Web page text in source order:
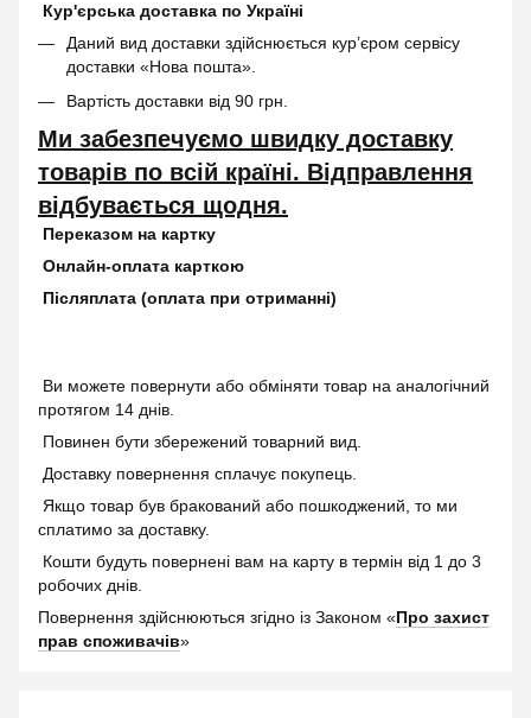
Кур'єрська доставка по Україні
Даний вид доставки здійснюється кур’єром сервісу
доставки «Нова пошта».
Вартість доставки від 90 грн.
Ми забезпечуємо швидку доставку
товарів по всій країні. Відправлення
відбувається щодня.
Переказом на картку
Онлайн-оплата карткою
Післяплата (оплата при отриманні)
Ви можете повернути або обміняти товар на аналогічний
протягом 14 днів.
Повинен бути збережений товарний вид.
Доставку повернення сплачує покупець.
Якщо товар був бракований або пошкоджений, то ми
сплатимо за доставку.
Кошти будуть повернені вам на карту в термін від 1 до 3
робочих днів.
Повернення здійснюються згідно із Законом «Про захист
прав споживачів»